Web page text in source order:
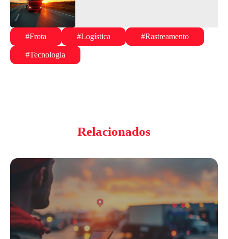
#Frota #Logística #Rastreamento
#Tecnologia
Relacionados